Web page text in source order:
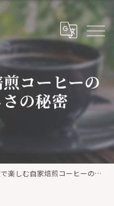
コーヒーの
の秘密
しむ自家焙煎コーヒーの選び方と美味しさの秘密